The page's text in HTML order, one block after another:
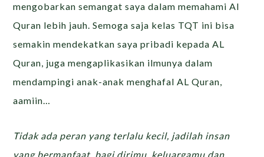
mengobarkan semangat saya dalam memahami Al
Quran lebih jauh. Semoga saja kelas TQT ini bisa
semakin mendekatkan saya pribadi kepada AL
Quran, juga mengaplikasikan ilmunya dalam
mendampingi anak-anak menghafal AL Quran,
aamiin…
Tidak ada peran yang terlalu kecil, jadilah insan
yang bermanfaat, bagi dirimu, keluargamu dan